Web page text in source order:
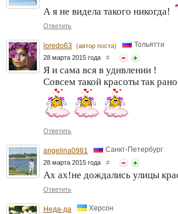
А я не видела такого никогда!
Ответить
loredo63 (автор поста) Тольятти
28 марта 2015 года #
Я и сама вся в удивлении !
Совсем такой красоты так
Ответить
angelina0981 Санкт-Петербург
28 марта 2015 года #
Ах ах!не дождались улицы
Ответить
Неда-да Херсон